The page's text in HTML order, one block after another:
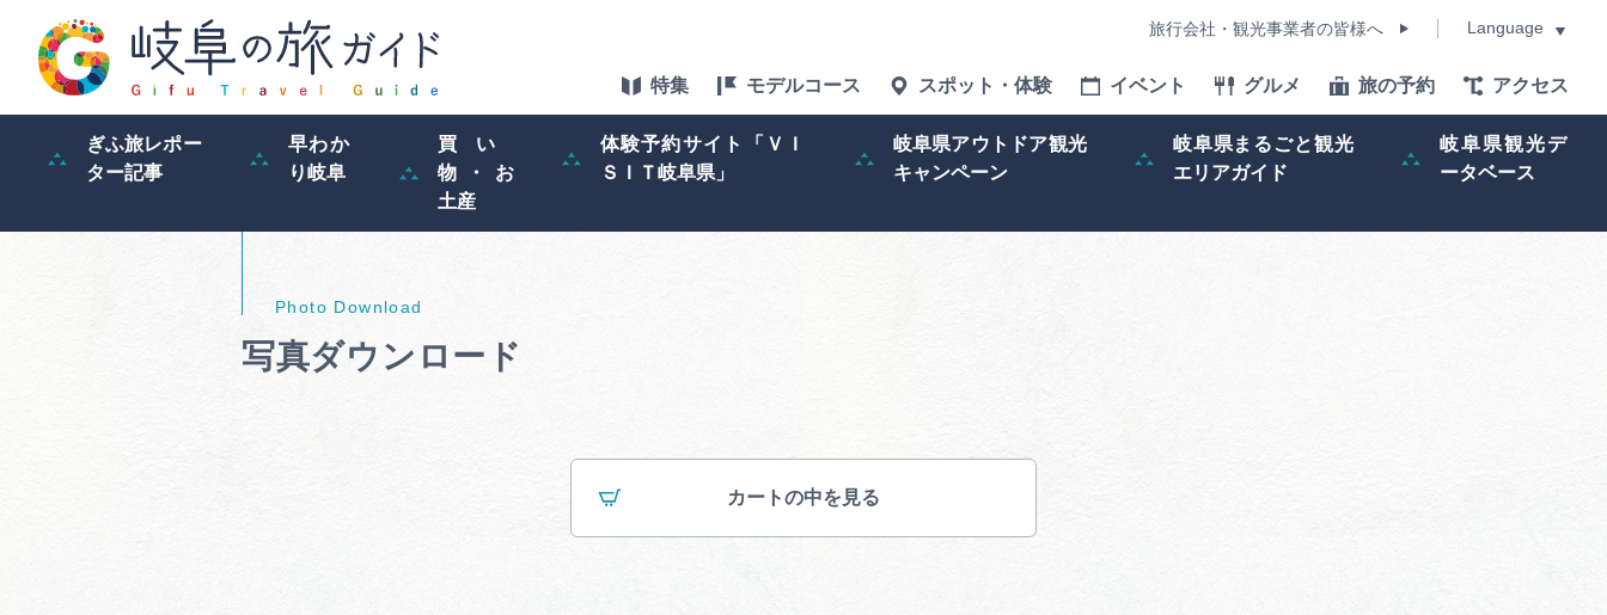
旅行会社・観光事業者の皆様へ Language
特集 モデルコース スポット・体験 イベント グルメ 旅の予約 アクセス
ぎふ旅レポー
ター記事
早わか
り岐阜
買い
物・お
土産
体験予約サイト「ＶＩ
ＳＩＴ岐阜県」
岐阜県アウトドア観光
キャンペーン
岐阜県まるごと観光
エリアガイド
岐阜県観光デ
ータベース
写真ダウンロード
カートの中を見る